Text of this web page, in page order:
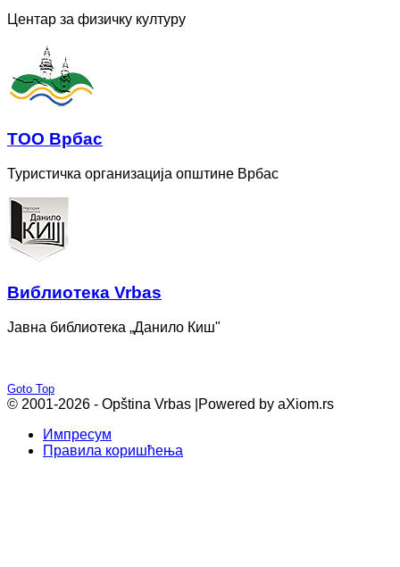
Центар за физичку културу
ТОО Врбас
Туристичка организација општине Врбас
Bиблиотека Vrbas
Јавна библиотека „Данило Киш"
Goto Top
© 2001-2026 - Opština Vrbas | Powered by aXiom.rs
Импресум
Правила коришћења